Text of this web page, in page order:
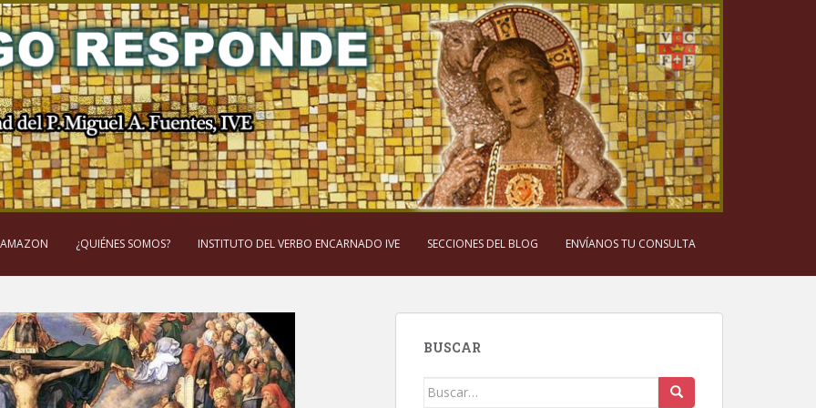
¿QUIÉNES SOMOS? INSTITUTO DEL VERBO ENCARNADO IVE SECCIONES DEL BLOG ENVÍANOS TU CONSULTA
BUSCAR
Buscar: